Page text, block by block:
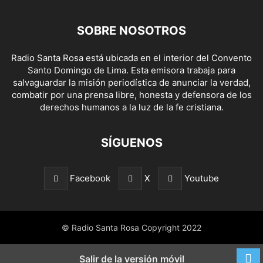
SOBRE NOSOTROS
Radio Santa Rosa está ubicada en el interior del Convento
Santo Domingo de Lima. Esta emisora trabaja para
salvaguardar la misión periodística de anunciar la verdad,
combatir por una prensa libre, honesta y defensora de los
derechos humanos a la luz de la fe cristiana.
SÍGUENOS
Facebook X Youtube
© Radio Santa Rosa Copyright 2022
Salir de la versión móvil